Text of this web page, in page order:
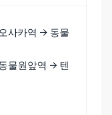
사카역 → 동물
물원앞역 → 텐